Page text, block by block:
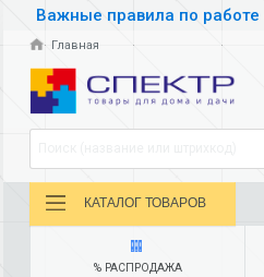
Важные правила по
Главная
КАТАЛОГ ТОВАРОВ
% РАСПРОДАЖА